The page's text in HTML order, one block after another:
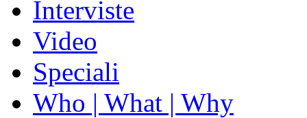
Interviste
Video
Speciali
Who | What | Why